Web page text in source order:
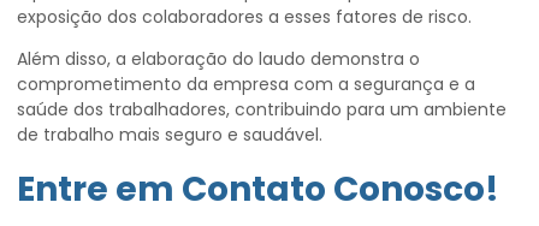
exposição dos colaboradores a esses fatores de risco.
Além disso, a elaboração do laudo demonstra o
comprometimento da empresa com a segurança e a
saúde dos trabalhadores, contribuindo para um ambiente
de trabalho mais seguro e saudável.
Entre em Contato Conosco!